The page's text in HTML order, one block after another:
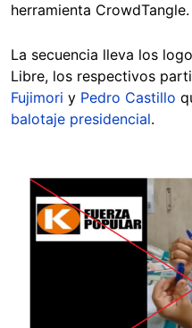
herramienta CrowdTangle.
La secuencia lleva los
Libre, los respectivos
Fujimori y Pedro Castillo
balotaje presidencial.
Image